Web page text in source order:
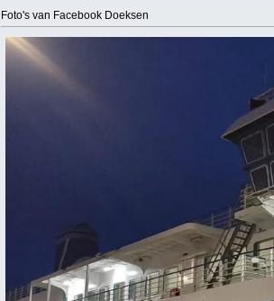
Foto's van Facebook Doeksen